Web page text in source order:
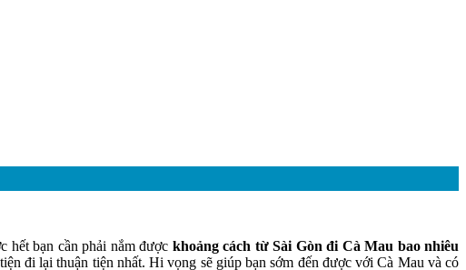
hết bạn cần phải nắm được khoảng cách từ Sài Gòn đi Cà Mau bao nhiêu
đi lại thuận tiện nhất. Hi vọng sẽ giúp bạn sớm đến được với Cà Mau và có